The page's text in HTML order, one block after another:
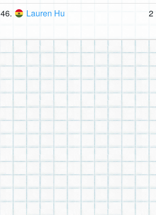
46. Lauren Hu 2